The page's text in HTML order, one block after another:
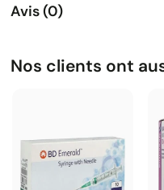
Avis (0)
Nos clients ont